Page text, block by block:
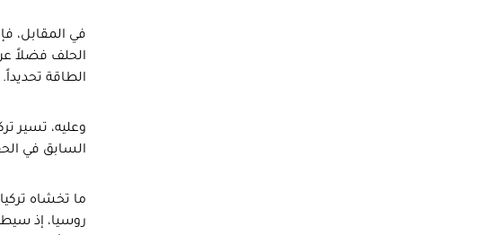
في المقابل،
الحلف فضلاً
الطاقة تحديداً.
وعليه، تسير
السابق في
ما تخشاه
روسيا، إذ